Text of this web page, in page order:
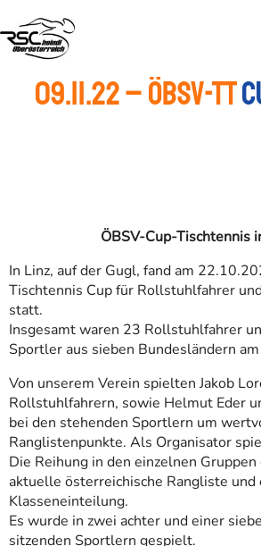
09.11.22 – ÖBSV-TT
ÖBSV-Cup-Tischtennis
In Linz, auf der Gugl, fand am
Tischtennis Cup für Rollstuhlfahrer
statt.
Insgesamt waren 23 Rollstuhlfahrer
Sportler aus sieben Bundesländern
Von unserem Verein spielten Jakob
Rollstuhlfahrern, sowie Helmut Eder
bei den stehenden Sportlern um
Ranglistenpunkte. Als Organisator
Die Reihung in den einzelnen
aktuelle österreichische Rangliste und
Klasseneinteilung.
Es wurde in zwei achter und einer
sitzenden Sportlern gespielt.